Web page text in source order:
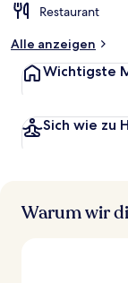
Restaurant
Alle anzeigen
Wichtigste
Sich wie zu
Warum wir